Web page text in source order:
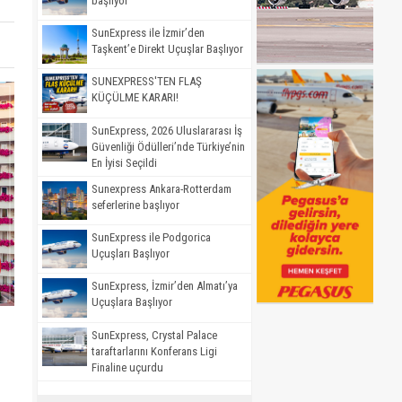
SunExpress ile İzmir’den
Taşkent’e Direkt Uçuşlar Başlıyor
SUNEXPRESS'TEN FLAŞ
KÜÇÜLME KARARI!
SunExpress, 2026 Uluslararası İş
Güvenliği Ödülleri’nde Türkiye’nin
En İyisi Seçildi
Sunexpress Ankara-Rotterdam
seferlerine başlıyor
SunExpress ile Podgorica
Uçuşları Başlıyor
SunExpress, İzmir’den Almatı’ya
Uçuşlara Başlıyor
SunExpress, Crystal Palace
taraftarlarını Konferans Ligi
Finaline uçurdu